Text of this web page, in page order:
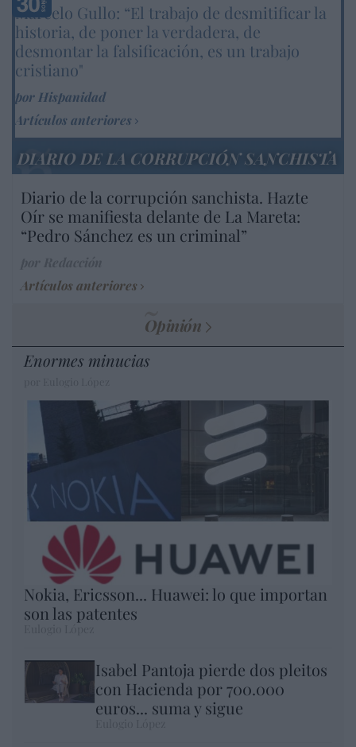
Marcelo Gullo: “El trabajo de desmitificar la
historia, de poner la verdadera, de
desmontar la falsificación, es un trabajo
cristiano"
por Hispanidad
Artículos anteriores
DIARIO DE LA CORRUPCIÓN SANCHISTA
Diario de la corrupción sanchista. Hazte
Oír se manifiesta delante de La Mareta:
“Pedro Sánchez es un criminal”
Artículos anteriores
Opinión
Enormes minucias
Nokia, Ericsson... Huawei: lo que importan
son las patentes
Isabel Pantoja pierde dos pleitos
con Hacienda por 700.000
euros... suma y sigue